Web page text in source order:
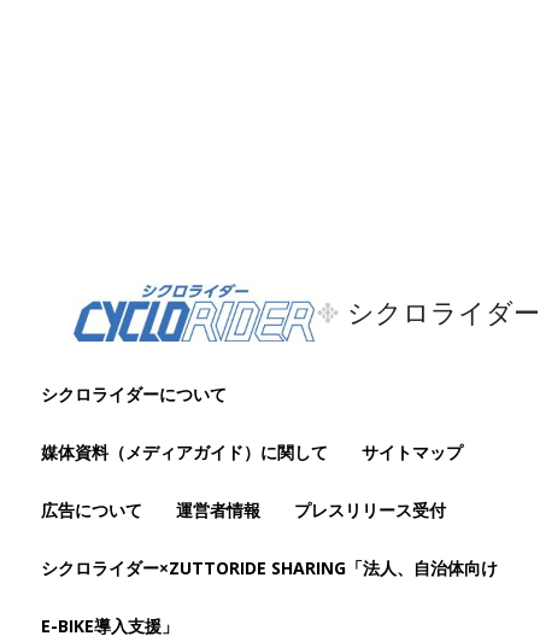
シクロライダー
シクロライダーについて
媒体資料（メディアガイド）に関して サイトマップ
広告について 運営者情報 プレスリリース受付
シクロライダー×ZUTTORIDE SHARING「法人、自治体向け
E-BIKE導入支援」